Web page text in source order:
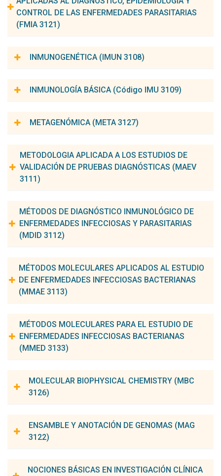
CONTROL DE LAS ENFERMEDADES PARASITARIAS
(FMIA 3121)
Carga horaria:45hNº de Créditos:3
Valéria Rego Alves Pereira
INMUNOGENÉTICA (IMUN 3108)
Carga horaria: 45hNº de Créditos:3
INMUNOLOGÍA BÁSICA (Código IMU 3109)
Carga horaria: 45hNº de Créditos:3
Rafael Freitas de Oliveira França
METAGENÓMICA (META 3127)
Prerrequisito:Biología Molecular
Carga horaria:45h Nº de Créditos:3
Coordinador de la asignatura:
METODOLOGIA APLICADA A LOS ESTUDIOS DE
VALIDACIÓN DE PRUEBAS DIAGNÓSTICAS (MAEV
3111)
Carga horaria: 45h Nº de Créditos:3
MÉTODOS DE DIAGNÓSTICO INMUNOLÓGICO DE
ENFERMEDADES INFECCIOSAS Y PARASITARIAS
(MDID 3112)
Carga horaria: 45hNº de créditos: 3
MÉTODOS MOLECULARES APLICADOS AL ESTUDIO
DE ENFERMEDADES INFECCIOSAS BACTERIANAS
(MMAE 3113)
Carga horaria: 45hNº de Créditos: 3
MÉTODOS MOLECULARES PARA EL ESTUDIO DE
ENFERMEDADES INFECCIOSAS BACTERIANAS
(MMED 3133)
Prerrequisitos: Biología Molecular (BIOM 3102)
Carga horaria:
Danilo Elias Xavier
Nilma Cintra Leal
Tereza Cristina Leal Balbino
MOLECULAR BIOPHYSICAL CHEMISTRY (MBC
3126)
Carga horaria: 60h Nº de Créditos:4
Coordinadores de la asignatura:
ENSAMBLE Y ANOTACIÓN DE GENOMAS (MAG
3122)
Carga horaria:60hNº de créditos:4
NOCIONES BÁSICAS EN INVESTIGACIÓN CLÍNICA